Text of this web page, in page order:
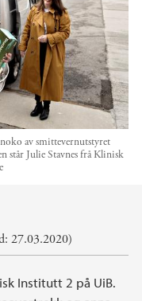
av smittevernutstyret
står Julie Stavnes frå Klinisk
27.03.2020)
Institutt 2 på UiB.